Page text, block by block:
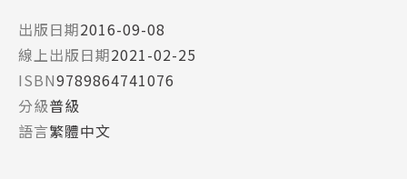
出版日期2016-09-08
線上出版日期2021-02-25
ISBN9789864741076
分級普級
語言繁體中文